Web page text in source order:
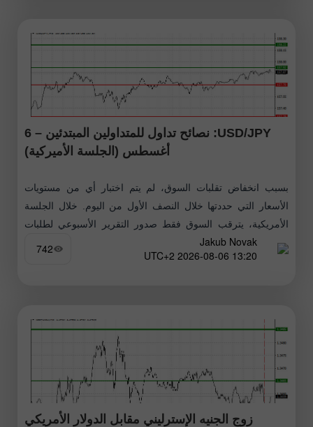
USD/JPY: نصائح تداول للمتداولين المبتدئين – 6
أغسطس (الجلسة الأميركية)
بسبب انخفاض تقلبات السوق، لم يتم اختبار أي من مستويات
الأسعار التي حددتها خلال النصف الأول من اليوم. خلال الجلسة
الأمريكية، يترقب السوق فقط صدور التقرير الأسبوعي لطلبات
إعانة البطالةJakub Novak
13:20 2026-08-06 UTC+2
742
زوج الجنيه الإسترليني مقابل الدولار الأمريكي